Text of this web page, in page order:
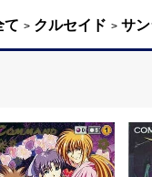
て > クルセイド > サ